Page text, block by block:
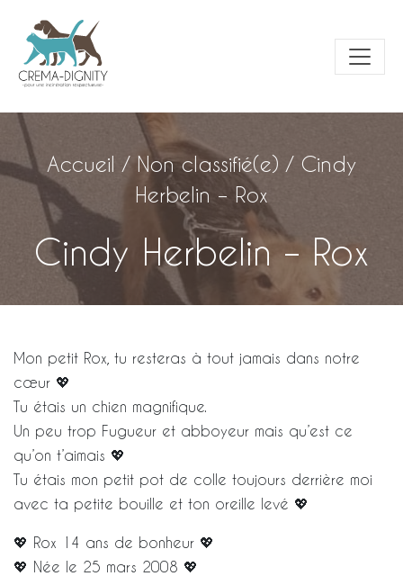
Accueil / Non classifié(e) / Cindy
Herbelin – Rox
Cindy Herbelin – Rox
Mon petit Rox, tu resteras à tout jamais dans notre
cœur 💖
Tu étais un chien magnifique.
Un peu trop Fugueur et abboyeur mais qu’est ce
qu’on t’aimais 💖
Tu étais mon petit pot de colle toujours derrière moi
avec ta petite bouille et ton oreille levé 💖
💖 Rox 14 ans de bonheur 💖
💖 Née le 25 mars 2008 💖